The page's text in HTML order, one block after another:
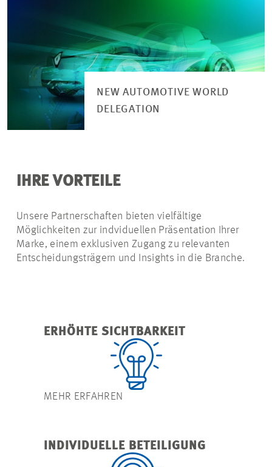
NEW AUTOMOTIVE WORLD
DELEGATION
IHRE VORTEILE
Unsere Partnerschaften bieten vielfältige
Möglichkeiten zur indviduellen Präsentation Ihrer
Marke, einem exklusiven Zugang zu relevanten
Entscheidungsträgern und Insights in die Branche.
ERHÖHTE SICHTBARKEIT
MEHR ERFAHREN
INDIVIDUELLE BETEILIGUNG